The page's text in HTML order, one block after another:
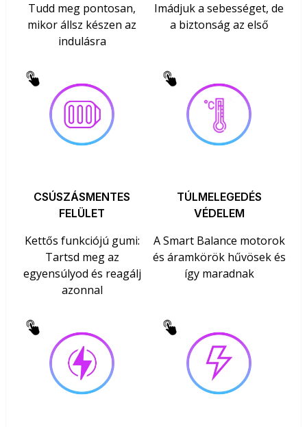
Tudd meg pontosan,
mikor állsz készen az
indulásra
Imádjuk a sebességet, de
a biztonság az első
CSÚSZÁSMENTES
FELÜLET
Kettős funkciójú gumi:
Tartsd meg az
egyensúlyod és reagálj
azonnal
TÚLMELEGEDÉS
VÉDELEM
A Smart Balance motorok
és áramkörök hűvösek és
így maradnak